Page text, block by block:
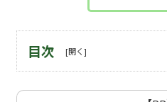
目次